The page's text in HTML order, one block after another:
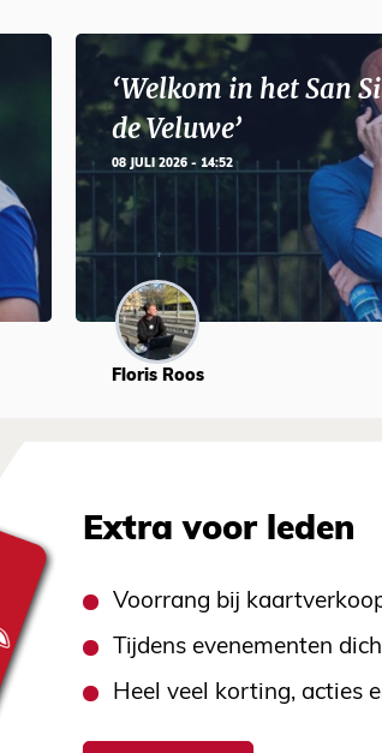
‘Welkom in het San
de Veluwe’
08 JULI 2026 - 14:52
Floris Roos
Extra voor leden
Voorrang bij
Tijdens evenementen
Heel veel korting, acties